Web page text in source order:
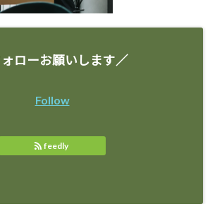
ローお願いします／
Follow
feedly